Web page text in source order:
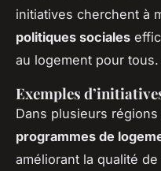
initiatives cherchent à
politiques sociales
au logement pour tous.
Exemples
Dans plusieurs
programmes de
améliorant la qualité